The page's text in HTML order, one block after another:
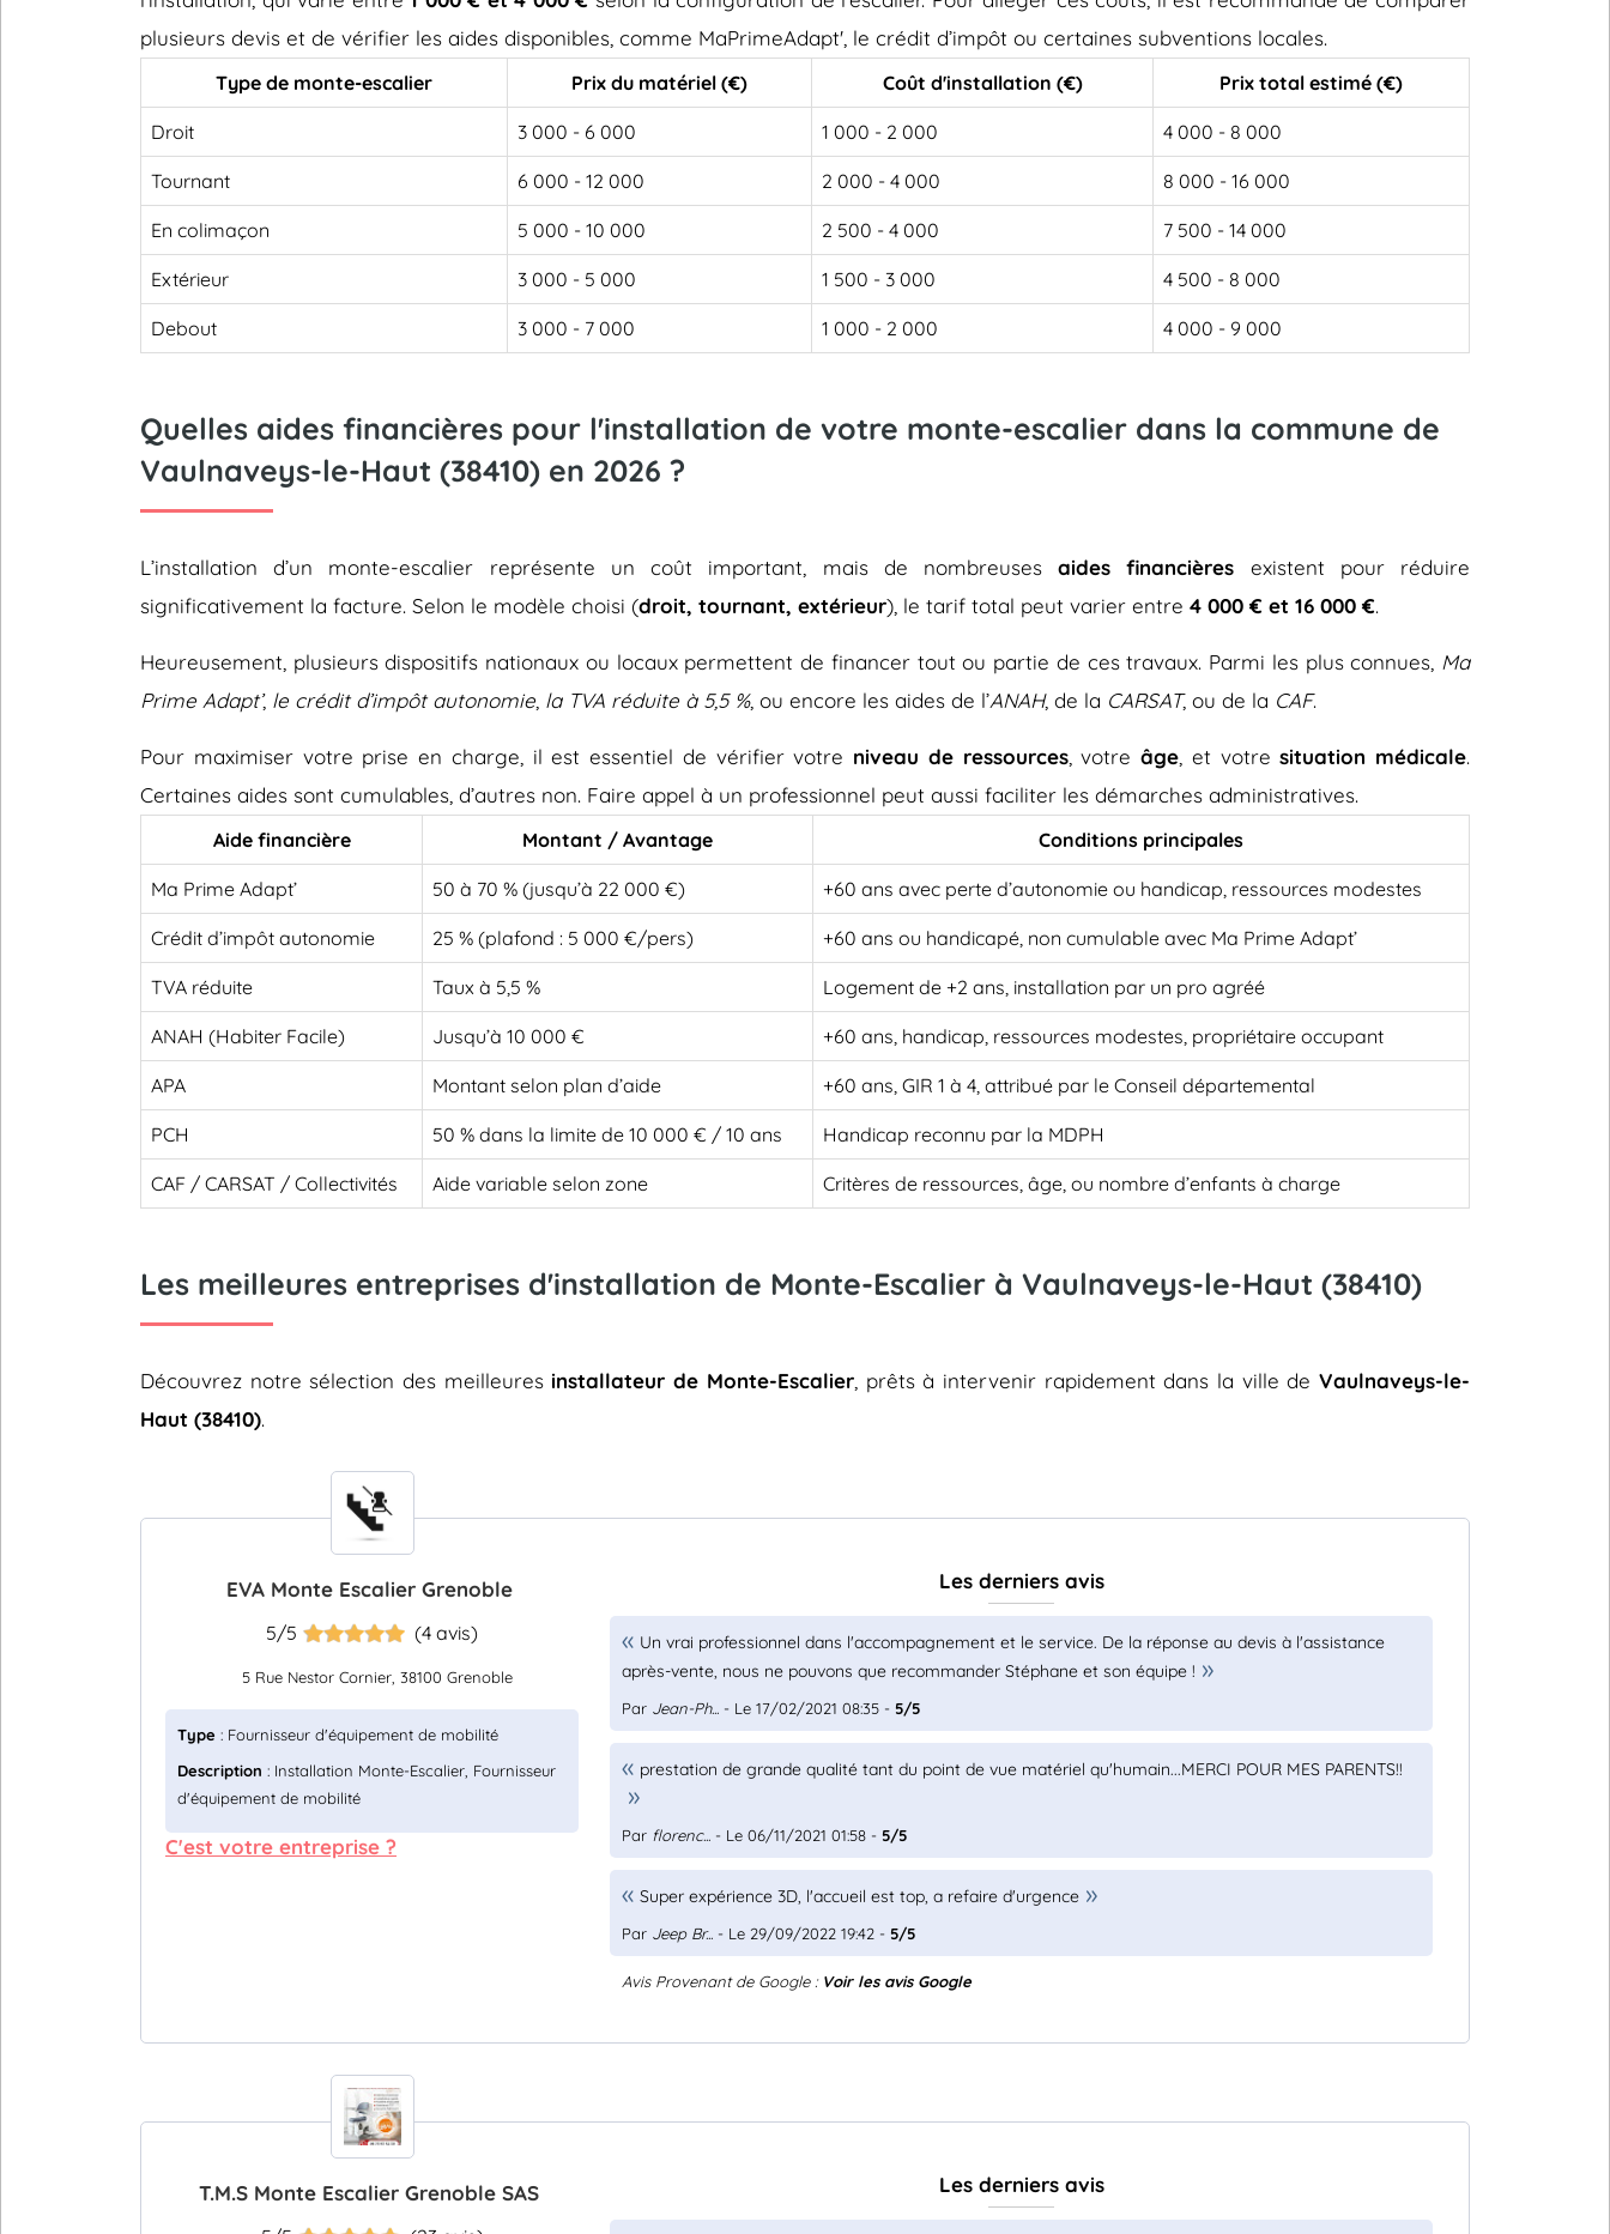
plusieurs devis et de vérifier les aides disponibles, comme MaPrimeAdapt', le crédit d’impôt ou certaines subventions locales.
Type de monte-escalier Prix du matériel (€) Coût d'installation (€) Prix total estimé (€)
Droit 3 000 - 6 000 1 000 - 2 000 4 000 - 8 000
Tournant 6 000 - 12 000 2 000 - 4 000 8 000 - 16 000
En colimaçon 5 000 - 10 000 2 500 - 4 000 7 500 - 14 000
Extérieur 3 000 - 5 000 1 500 - 3 000 4 500 - 8 000
Debout 3 000 - 7 000 1 000 - 2 000 4 000 - 9 000
Quelles aides financières pour l'installation de votre monte-escalier dans la commune de
Vaulnaveys-le-Haut (38410) en 2026 ?
L’installation d’un monte-escalier représente un coût important, mais de nombreusesaides financières existent pour réduire
significativement la facture. Selon le modèle choisi (droit, tournant, extérieur), le tarif total peut varier entre 4 000 € et 16 000 €.
Heureusement, plusieurs dispositifs nationaux ou locaux permettent de financer tout ou partie de ces travaux. Parmi les plus connues, Ma
Prime Adapt’, le crédit d’impôt autonomie la TVA réduite à 5,5 %, ou encore les aides de l’ANAH, de la CARSAT, ou de la CAF.
Pour maximiser votre prise en charge, il est essentiel de vérifier votre niveau de ressources, votre âge , et votresituation médicale.
Certaines aides sont cumulables, d’autres non. Faire appel à un professionnel peut aussi faciliter les démarches administratives.
Aide financière Montant / Avantage Conditions principales
Ma Prime Adapt’ 50 à 70 % (jusqu’à 22 000 €) +60 ans avec perte d’autonomie ou handicap, ressources modestes
Crédit d’impôt autonomie 25 % (plafond : 5 000 €/pers) +60 ans ou handicapé, non cumulable avec Ma Prime Adapt’
TVA réduite Taux à 5,5 % Logement de +2 ans, installation par un pro agréé
ANAH (Habiter Facile) Jusqu’à 10 000 € +60 ans, handicap, ressources modestes, propriétaire occupant
APA Montant selon plan d’aide +60 ans, GIR 1 à 4, attribué par le Conseil départemental
PCH 50 % dans la limite de 10 000 € / 10 ans Handicap reconnu par la MDPH
CAF / CARSAT / Collectivités Aide variable selon zone Critères de ressources, âge, ou nombre d’enfants à charge
Les meilleures entreprises d'installation de Monte-Escalier à Vaulnaveys-le-Haut (38410)
Découvrez notre sélection des meilleures installateur de Monte-Escalier, prêts à intervenir rapidement dans la ville de Vaulnaveys-le-
Haut (38410).
EVA Monte Escalier Grenoble
5/5 (4 avis)
5 Rue Nestor Cornier, 38100 Grenoble
Type : Fournisseur d'équipement de mobilité
Description : Installation Monte-Escalier, Fournisseur
d'équipement de mobilité
C'est votre entreprise ?
Les derniers avis
Un vrai professionnel dans l'accompagnement et le service. De la réponse au devis à l'assistance
après-vente, nous ne pouvons que recommander Stéphane et son équipe !
Par Jean-Ph... - Le 17/02/2021 08:35 -5/5
prestation de grande qualité tant du point de vue matériel qu'humain...MERCI POUR MES PARENTS!!
Par florenc... - Le 06/11/2021 01:58 -5/5
Super expérience 3D, l'accueil est top, a refaire d'urgence
Par Jeep Br... - Le 29/09/2022 19:42 -5/5
Avis Provenant de Google : Voir les avis Google
T.M.S Monte Escalier Grenoble SAS Les derniers avis